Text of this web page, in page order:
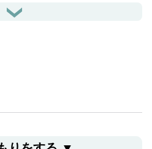
って見える場合がございます。
すれ、トラ(動物のシワ)など
ため、色止め加工などは施し
て